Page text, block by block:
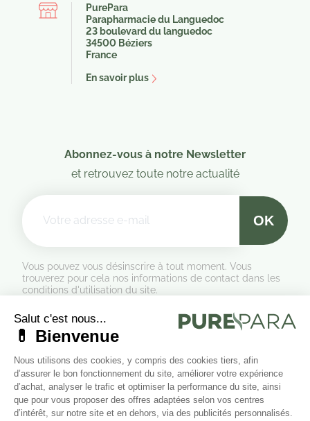
PurePara
Parapharmacie du Languedoc
23 boulevard du languedoc
34500 Béziers
France
En savoir plus
Abonnez-vous à notre Newsletter
et retrouvez toute notre actualité
Vous pouvez vous désinscrire à tout moment. Vous
trouverez pour cela nos informations de contact dans les
conditions d'utilisation du site.
Formulaire de rétractation
Marchand approuvé par la Société des Avis Garantis,cliquez ici
pour vérifier
Suivez-nous sur les réseaux sociaux